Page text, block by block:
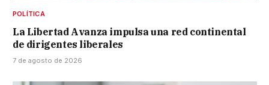
POLÍTICA
La Libertad Avanza impulsa una red continental
de dirigentes liberales
7 de agosto de 2026